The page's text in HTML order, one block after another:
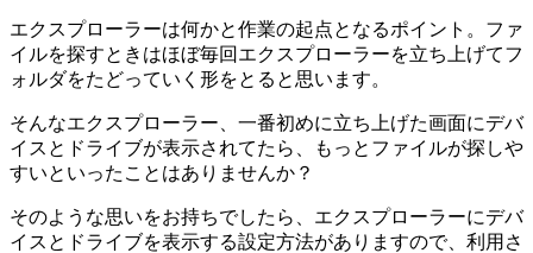
エクスプローラーは何かと作業の起点となるポイント。ファ
イルを探すときはほぼ毎回エクスプローラーを立ち上げてフ
ォルダをたどっていく形をとると思います。
そんなエクスプローラー、一番初めに立ち上げた画面にデバ
イスとドライブが表示されてたら、もっとファイルが探しや
すいといったことはありませんか？
そのような思いをお持ちでしたら、エクスプローラーにデバ
イスとドライブを表示する設定方法がありますので、利用さ